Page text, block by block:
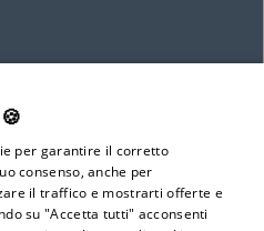
per Jaguar XE, XF,
Jaguar XE, XF, E-Pace, F-Pace
modifiche alla carrozzeria
a funzionare come
per garantire il corretto
consenso, anche per
il traffico e mostrarti offerte e
su "Accetta tutti" acconsenti